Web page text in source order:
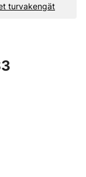
turvakengät